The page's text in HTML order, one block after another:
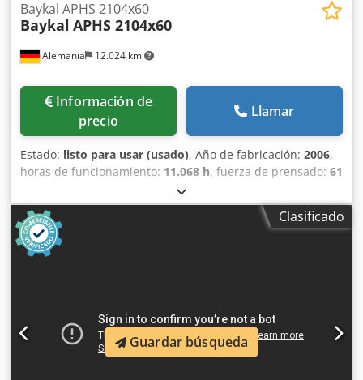
Alemania 12.024 km
Baykal APHS 2104x60
Baykal APHS 2104x60
Información de
precio
Llamar
Estado: listo para usar (usado), Año de fabricación: 2006,
horas de funcionamiento: 11.068 h, fuerza de prensado: 61
, altura total:
total:4.000 kg, longitud del producto (máx.):2.530 mm,
número de ejes:
, Esta Baykal APHS 2104x60 de 4 ejes se
fabricó en 2006. Cuenta con una fuerza de prensado de 60
t y una longitud de plegado de 2100 mm, lo que la hace
de plegado de alta calidad, considere la prensa plegadora
Baykal APHS 2104x60 que tenemos a la venta. Póngase en
contacto con nosotros para obtener más detalles. •
Clasificado
Guardar búsqueda